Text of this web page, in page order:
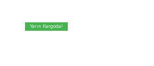
Yarın Kargoda!